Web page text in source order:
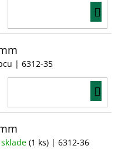
| 6312-35
(1 ks) | 6312-36